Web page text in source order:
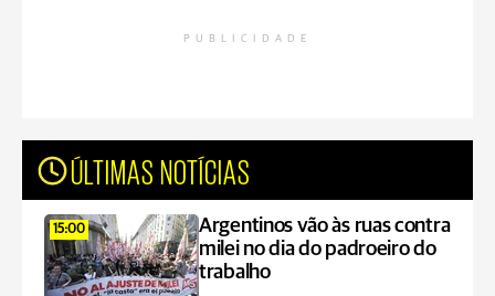
PUBLICIDADE
ÚLTIMAS NOTÍCIAS
15:00
Argentinos vão às ruas contra
milei no dia do padroeiro do
trabalho